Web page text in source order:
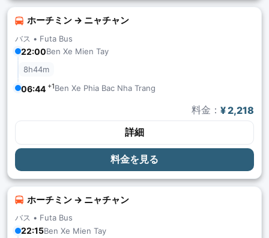
ホーチミン → ニャチャン
バス • Futa Bus
22:00Ben Xe Mien Tay
8h44m
06:44 +1Ben Xe Phia Bac Nha Trang
料金： ¥ 2,218
詳細
料金を見る
ホーチミン → ニャチャン
バス • Futa Bus
22:15Ben Xe Mien Tay